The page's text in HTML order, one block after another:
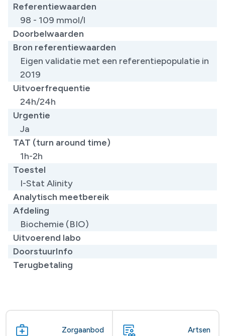
Referentiewaarden
​98 - 109 mmol/l
Doorbelwaarden
Bron referentiewaarden
​Eigen validatie met een referentiepopulatie in
2019
Uitvoerfrequentie
24h/24h
Urgentie
Ja
TAT (turn around time)
1h-2h
Toestel
I-Stat Alinity
Analytisch meetbereik
Afdeling
Biochemie (BIO)
Uitvoerend labo
DoorstuurInfo
Terugbetaling
Zorgaanbod Artsen